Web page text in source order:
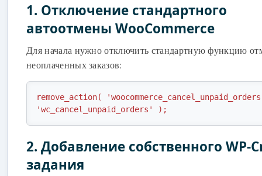
1. Отключение стандартного
автоотмены WooCommerce
Для начала нужно отключить стандартную функцию
неоплаченных заказов:
remove_action(
'wc_cancel_unpaid_orders' );
2. Добавление собственного WP-
задания